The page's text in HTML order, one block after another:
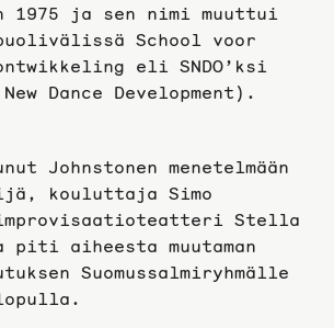
ja sen nimi muuttui
School voor
eli SNDO’ksi
Dance Development).
Johnstonen menetelmään
kouluttaja Simo
Stella
piti aiheesta muutaman
Suomussalmiryhmälle